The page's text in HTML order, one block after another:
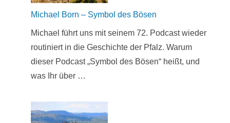
Michael Born – Symbol des Bösen
Michael führt uns mit seinem 72. Podcast wieder
routiniert in die Geschichte der Pfalz. Warum
dieser Podcast „Symbol des Bösen“ heißt, und
was Ihr über …